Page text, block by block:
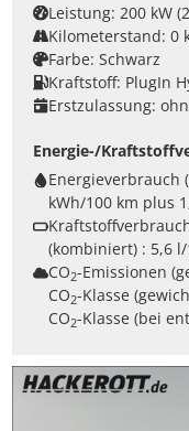
Leistung: 200 kW
Kilometerstand: 0
Farbe: Schwarz
Kraftstoff: PlugIn
Erstzulassung:
Energie-/
kWh/100
(kombiniert) :
CO2-Emissionen
CO2
CO2